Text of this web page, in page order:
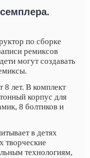
по сборке
ремиксов
могут создавать
8 лет. В комплект
корпус для
8 болтиков и
в детях
творческие
технологиям,